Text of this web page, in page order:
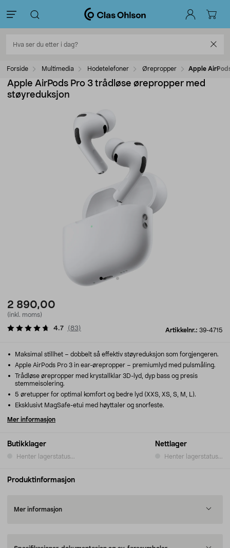
Forside Multimedia Hodetelefoner Ørepropper Apple
Apple AirPods Pro 3 trådløse ørepropper med
støyreduksjon
2 890,00
(inkl. moms)
Artikkelnr.: 39-4715
4.7 (83)
Butikklager
Henter lagerstatus...
Nettlager
Henter lagerstatus...
Maksimal stillhet – dobbelt så effektiv støyreduksjon som forgjengeren.
Apple AirPods Pro 3 in ear-ørepropper – premiumlyd med pulsmåling.
Trådløse ørepropper med krystallklar 3D-lyd, dyp bass og presis
stemmeisolering.
5 øretupper for optimal komfort og bedre lyd (XXS, XS, S, M, L).
Eksklusivt MagSafe-etui med høyttaler og snorfeste.
Mer informasjon
Produktinformasjon
Mer informasjon